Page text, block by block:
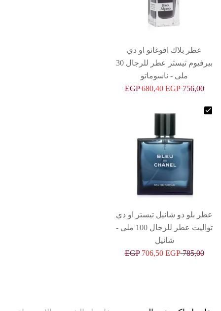
عطر بلاك افوغانو او دي
بيرفيوم تيستر عطر للرجال 30
ملى - ناسوماتو
756,00
EGP 680,40EGP
عطر بلو دو شانيل تيستر او دي
تواليت عطر للرجال 100 ملى -
شانيل
785,00
EGP 706,50EGP